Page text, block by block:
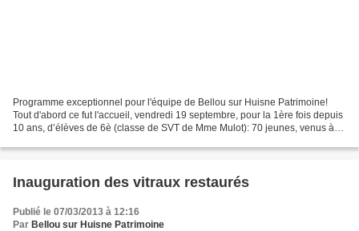
Programme exceptionnel pour l'équipe de Bellou sur Huisne Patrimoine!
Tout d'abord ce fut l'accueil, vendredi 19 septembre, pour la 1ère fois depuis
10 ans, d’élèves de 6è (classe de SVT de Mme Mulot): 70 jeunes, venus à
Inauguration des vitraux restaurés
Publié le 07/03/2013 à 12:16
Par Bellou sur Huisne Patrimoine